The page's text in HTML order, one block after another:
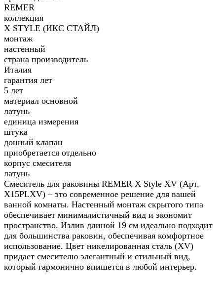
REMER
коллекция
X STYLE (ИКС СТАЙЛ)
монтаж
настенный
страна производитель
Италия
гарантия лет
5 лет
материал основной
латунь
единица измерения
штука
донный клапан
приобретается отдельно
корпус смесителя
латунь
Смеситель для раковины REMER X Style XV (Арт.
X15PLXV) – это современное решение для вашей
ванной комнаты. Настенный монтаж скрытого типа
обеспечивает минималистичный вид и экономит
пространство. Излив длиной 19 см идеально подходит
для большинства раковин, обеспечивая комфортное
использование. Цвет никелированная сталь (XV)
придает смесителю элегантный и стильный вид,
который гармонично впишется в любой интерьер.